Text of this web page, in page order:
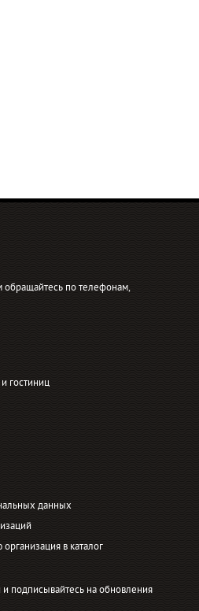
по телефонам,
гостиниц
данных
в каталог
подписывайтесь на обновления